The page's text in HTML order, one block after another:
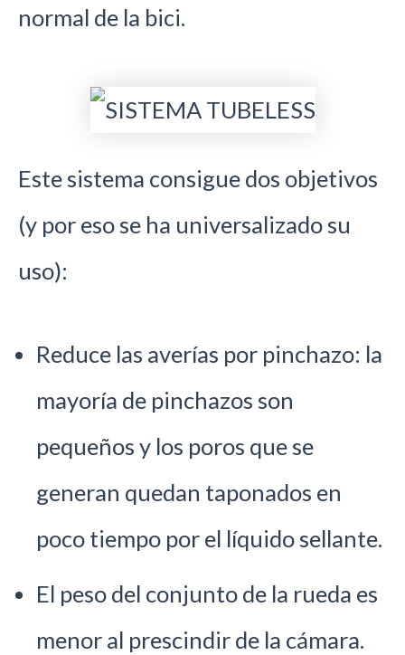
normal de la bici.
Este sistema consigue dos objetivos
(y por eso se ha universalizado su
uso):
Reduce las averías por pinchazo: la
mayoría de pinchazos son
pequeños y los poros que se
generan quedan taponados en
poco tiempo por el líquido sellante.
El peso del conjunto de la rueda es
menor al prescindir de la cámara.